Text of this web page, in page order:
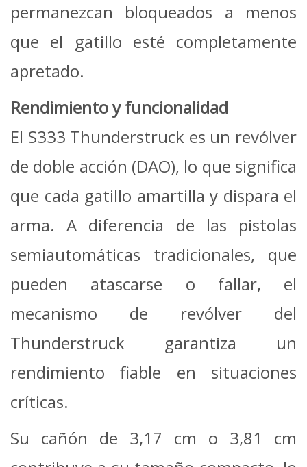
permanezcan bloqueados a menos
que el gatillo esté completamente
apretado.
Rendimiento y funcionalidad
El S333 Thunderstruck es un revólver
de doble acción (DAO), lo que significa
que cada gatillo amartilla y dispara el
arma. A diferencia de las pistolas
semiautomáticas tradicionales, que
pueden atascarse o fallar, el
mecanismo de revólver del
Thunderstruck garantiza un
rendimiento fiable en situaciones
críticas.
Su cañón de 3,17 cm o 3,81 cm